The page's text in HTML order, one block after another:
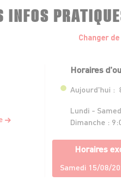
INFOS
Changer
Horaires
Aujourd'hui :
Lundi -
Dimanche :
Horaires
Samedi 15/08/